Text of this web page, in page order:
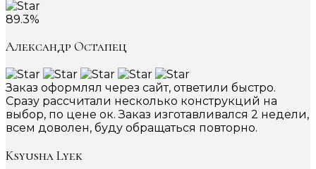
89.3%
Александр Остапец
Заказ оформлял через сайт, ответили быстро.
Сразу рассчитали несколько конструкций на
выбор, по цене ок. Заказ изготавливался 2 недели,
всем доволен, буду обращаться повторно.
Ksyusha Lyek